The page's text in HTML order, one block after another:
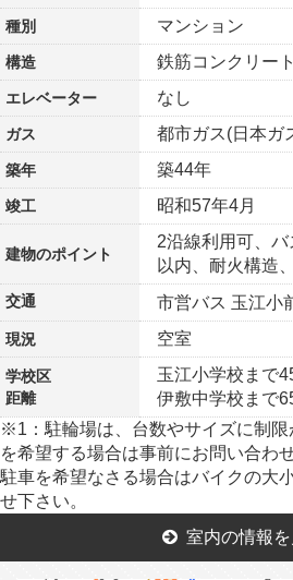
種別 マンション
構造 鉄筋コンクリー
エレベーター なし
ガス 都市ガス(日本
築年 築44年
竣工 昭和57年4月
建物のポイント
2沿線利用可、
以内、耐火構造
交通 市営バス 玉江小
現況 空室
学校区
距離
玉江小学校まで
伊敷中学校まで
※1：駐輪場は、台数やサイズに制
を希望する場合は事前にお問い合わ
駐車を希望なさる場合はバイクの大
せ下さい。
室内の情報を